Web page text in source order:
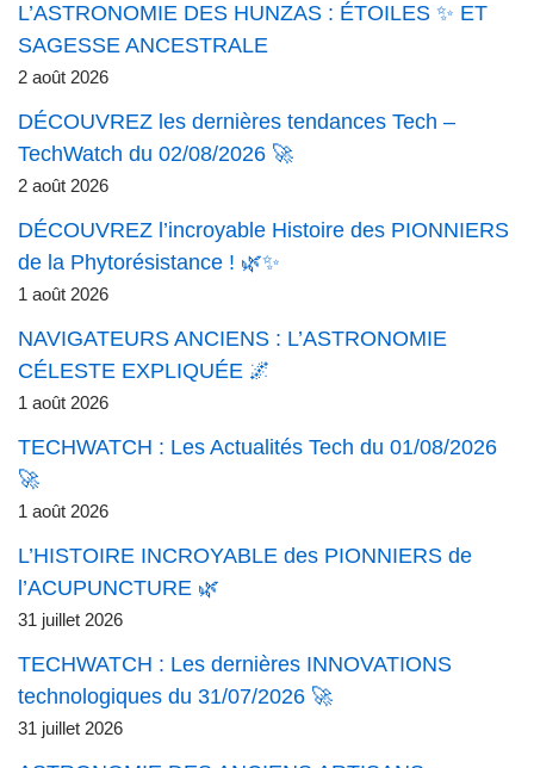
L’ASTRONOMIE DES HUNZAS : ÉTOILES ✨ ET
SAGESSE ANCESTRALE
2 août 2026
DÉCOUVREZ les dernières tendances Tech –
TechWatch du 02/08/2026 🚀
2 août 2026
DÉCOUVREZ l’incroyable Histoire des PIONNIERS
de la Phytorésistance ! 🌿✨
1 août 2026
NAVIGATEURS ANCIENS : L’ASTRONOMIE
CÉLESTE EXPLIQUÉE 🌌
1 août 2026
TECHWATCH : Les Actualités Tech du 01/08/2026
🚀
1 août 2026
L’HISTOIRE INCROYABLE des PIONNIERS de
l’ACUPUNCTURE 🌿
31 juillet 2026
TECHWATCH : Les dernières INNOVATIONS
technologiques du 31/07/2026 🚀
31 juillet 2026